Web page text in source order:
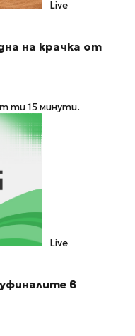
Live
на крачка от
ти 15 минути.
Live
в